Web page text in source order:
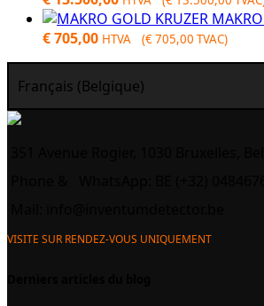
€705,00 HTVA (€705,00 TVAC)
Français (Belgique)
VISITE SUR RENDEZ-VOUS UNIQUEMENT